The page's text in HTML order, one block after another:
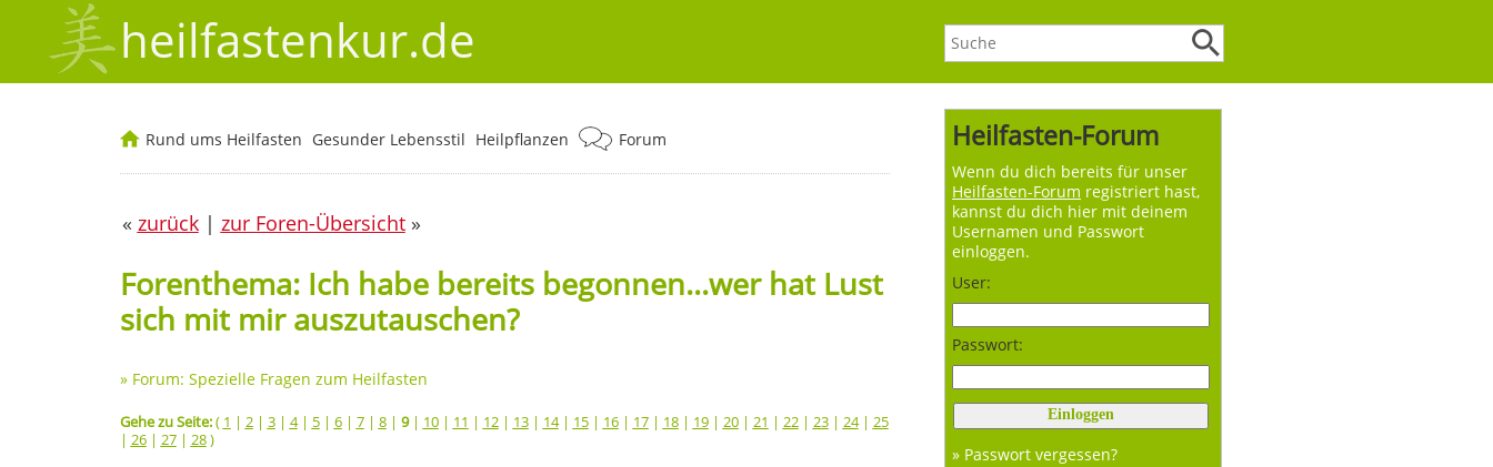
heilfastenkur.de
Heilfasten-Forum
Wenn du dich bereits für unser
Heilfasten-Forum registriert hast,
kannst du dich hier mit deinem
Usernamen und Passwort
einloggen.
User:
Passwort:
» Passwort vergessen?
Rund ums Heilfasten Gesunder Lebensstil Heilpflanzen Forum
« zurück| zur Foren-Übersicht»
Forenthema: Ich habe bereits begonnen...wer hat Lust
sich mit mir auszutauschen?
» Forum: Spezielle Fragen zum Heilfasten
Gehe zu Seite:( 1 | 2| 3| 4| 5| 6| 7| 8| 9| 10| 11 | 12| 13| 14| 15| 16| 17| 18| 19| 20| 21 | 22| 23| 24| 25
| 26| 27| 28)